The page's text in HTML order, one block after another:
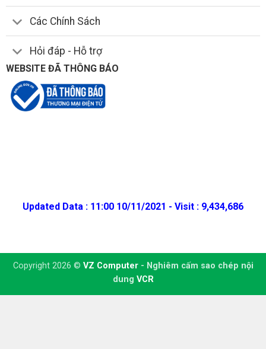
Các Chính Sách
Hỏi đáp - Hỗ trợ
WEBSITE ĐÃ THÔNG BÁO
Updated Data : 11:00 10/11/2021 - Visit : 9,434,686
Copyright 2026 © VZ Computer- Nghiêm cấm sao chép nội
dung VCR